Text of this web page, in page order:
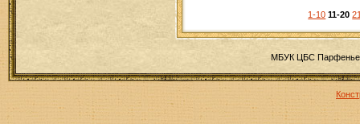
1-10 11-20
МБУК ЦБС